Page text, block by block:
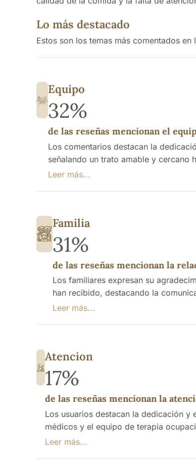
Lo más destacado
Estos son los temas más comentados en
Equipo
32%
de las reseñas mencionan el
Los comentarios destacan la
señalando un trato amable y cercano
doctor Nelson y varias auxiliares,
Leer más...
Familia
31%
de las reseñas mencionan la
Los familiares expresan su
han recibido, destacando la
tranquilidad a las familias.
Leer más...
Atencion
17%
de las reseñas mencionan la
Los usuarios destacan la dedicación y
médicos y el equipo de terapia
falta de personal, provoca que los
Leer más...